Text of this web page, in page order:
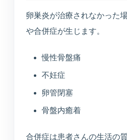
卵巣炎が治療されなかった
や合併症が生じます。
慢性骨盤痛
不妊症
卵管閉塞
骨盤内癒着
合併症は患者さんの生活の